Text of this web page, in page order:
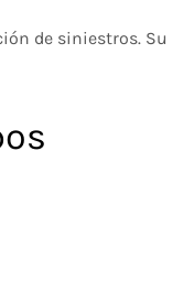
de siniestros. Su